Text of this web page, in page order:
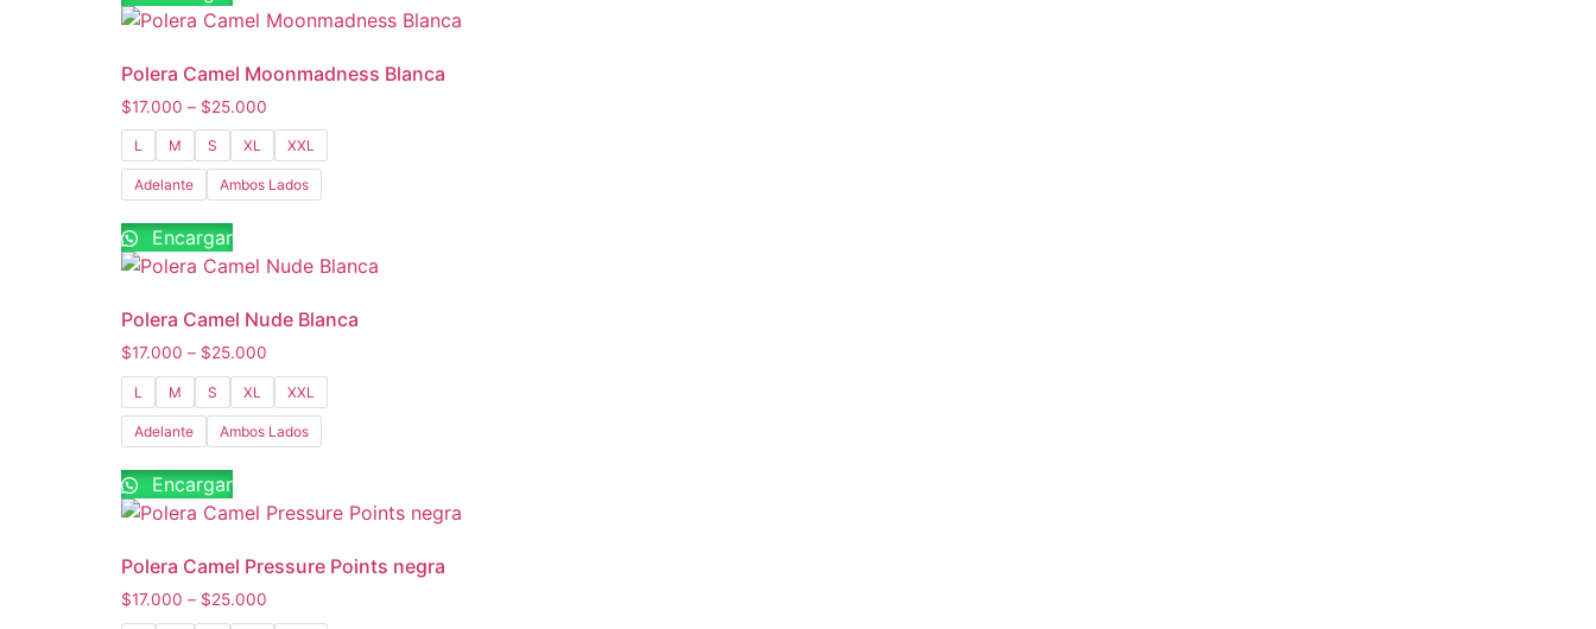
Polera Camel Moonmadness Blanca
$17.000 – $25.000
L M S XL XXL
Adelante Ambos Lados
Encargar
Polera Camel Nude Blanca
$17.000 – $25.000
L M S XL XXL
Adelante Ambos Lados
Encargar
Polera Camel Pressure Points negra
$17.000 – $25.000